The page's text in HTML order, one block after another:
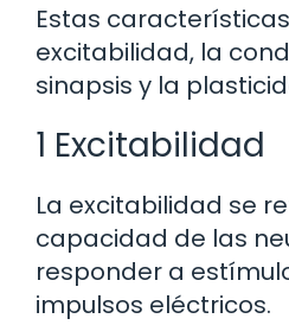
Estas
excitabilidad, la
sinapsis y la
1 Excitabilidad
La excitabilidad se
capacidad de las
responder a
impulsos eléctricos.